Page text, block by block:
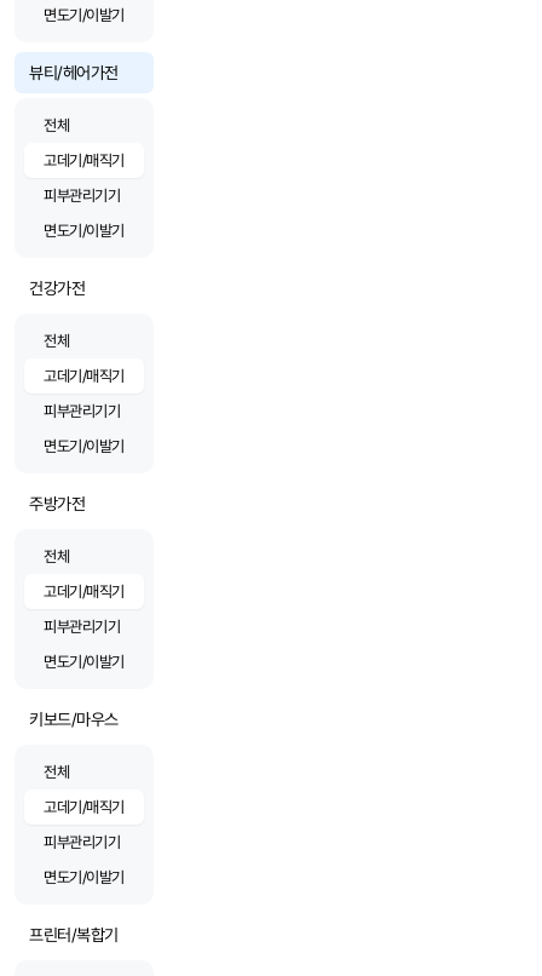
면도기/이발기
뷰티/헤어가전
전체
고데기/매직기
피부관리기기
면도기/이발기
건강가전
전체
고데기/매직기
피부관리기기
면도기/이발기
주방가전
전체
고데기/매직기
피부관리기기
면도기/이발기
키보드/마우스
전체
고데기/매직기
피부관리기기
면도기/이발기
프린터/복합기